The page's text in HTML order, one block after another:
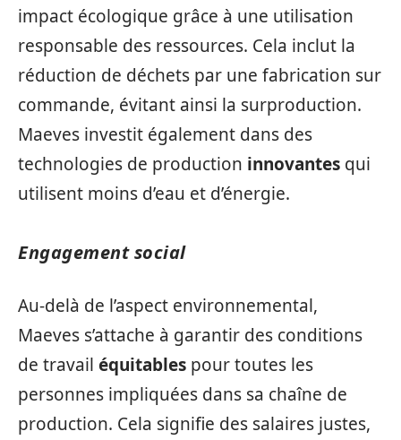
impact écologique grâce à une utilisation
responsable des ressources. Cela inclut la
réduction de déchets par une fabrication sur
commande, évitant ainsi la surproduction.
Maeves investit également dans des
technologies de production innovantes qui
utilisent moins d’eau et d’énergie.
Engagement social
Au-delà de l’aspect environnemental,
Maeves s’attache à garantir des conditions
de travail équitables pour toutes les
personnes impliquées dans sa chaîne de
production. Cela signifie des salaires justes,